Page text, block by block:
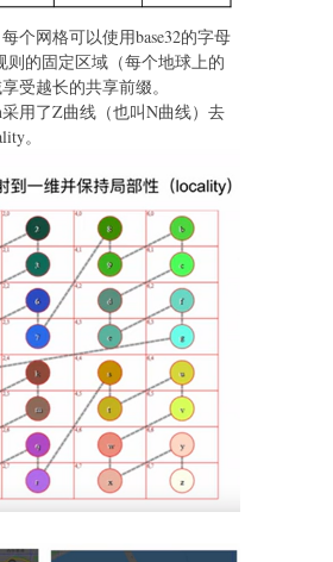
个网格可以使用base32的字母
的固定区域（每个地球上的
受越长的共享前缀。
用了Z曲线（也叫N曲线）去
。